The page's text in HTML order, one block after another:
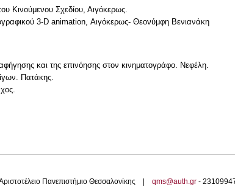
Κινούμενου Σχεδίου, Αιγόκερως.
3-D animation, Αιγόκερως- Θεονύμφη Βενιανάκη
και της επινόησης στον κινηματογράφο. Νεφέλη.
Πατάκης.
Πανεπιστήμιο Θεσσαλονίκης | qms@auth.gr -